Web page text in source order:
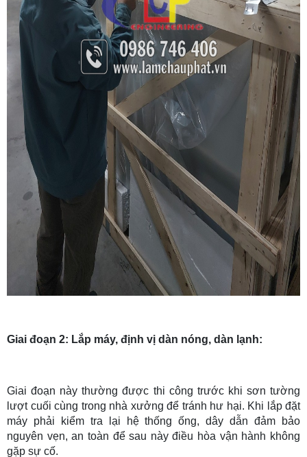
Giai đoạn 2: Lắp máy, định vị dàn nóng, dàn lạnh:
Giai đoạn này thường được thi công trước khi sơn tường
lượt cuối cùng trong nhà xưởng để tránh hư hại. Khi lắp đặt
máy phải kiểm tra lại hệ thống ống, dây dẫn đảm bảo
nguyên vẹn, an toàn để sau này điều hòa vận hành không
gặp sự cố.